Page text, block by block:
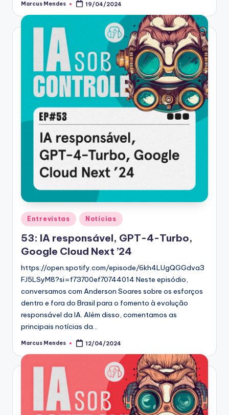
Posted
Marcus Mendes 19/04/2024
Posted
in
Entrevistas Notícias
53: IA responsável, GPT-4-Turbo,
Google Cloud Next ’24
https://open.spotify.com/episode/6kh4LUgQGGdva3
FJ5LSyM8?si=f73700ef70744014 Neste episódio,
conversamos com Anderson Soares sobre os esforços
dentro e fora do Brasil para o fomento à evolução
responsável da IA. Além disso, comentamos as
principais notícias da…
Posted
Marcus Mendes 12/04/2024